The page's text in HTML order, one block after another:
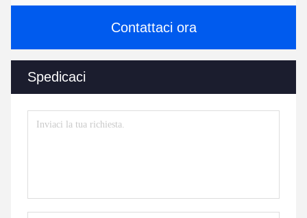
Contattaci ora
Spedicaci